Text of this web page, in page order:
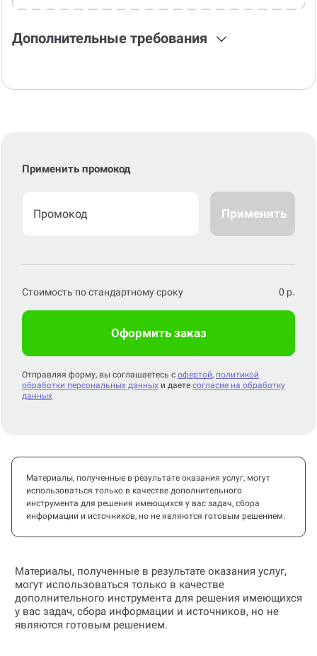
Дополнительные требования
Применить промокод
Применить
Стоимость по стандартному сроку 0 р.
Оформить заказ
Отправляя форму, вы соглашаетесь с офертой, политикой
обработки персональных данных и даете согласие на обработку
данных
Материалы, полученные в результате оказания услуг, могут
использоваться только в качестве дополнительного
инструмента для решения имеющихся у вас задач, сбора
информации и источников, но не являются готовым решением.
Материалы, полученные в результате оказания услуг,
могут использоваться только в качестве
дополнительного инструмента для решения имеющихся
у вас задач, сбора информации и источников, но не
являются готовым решением.